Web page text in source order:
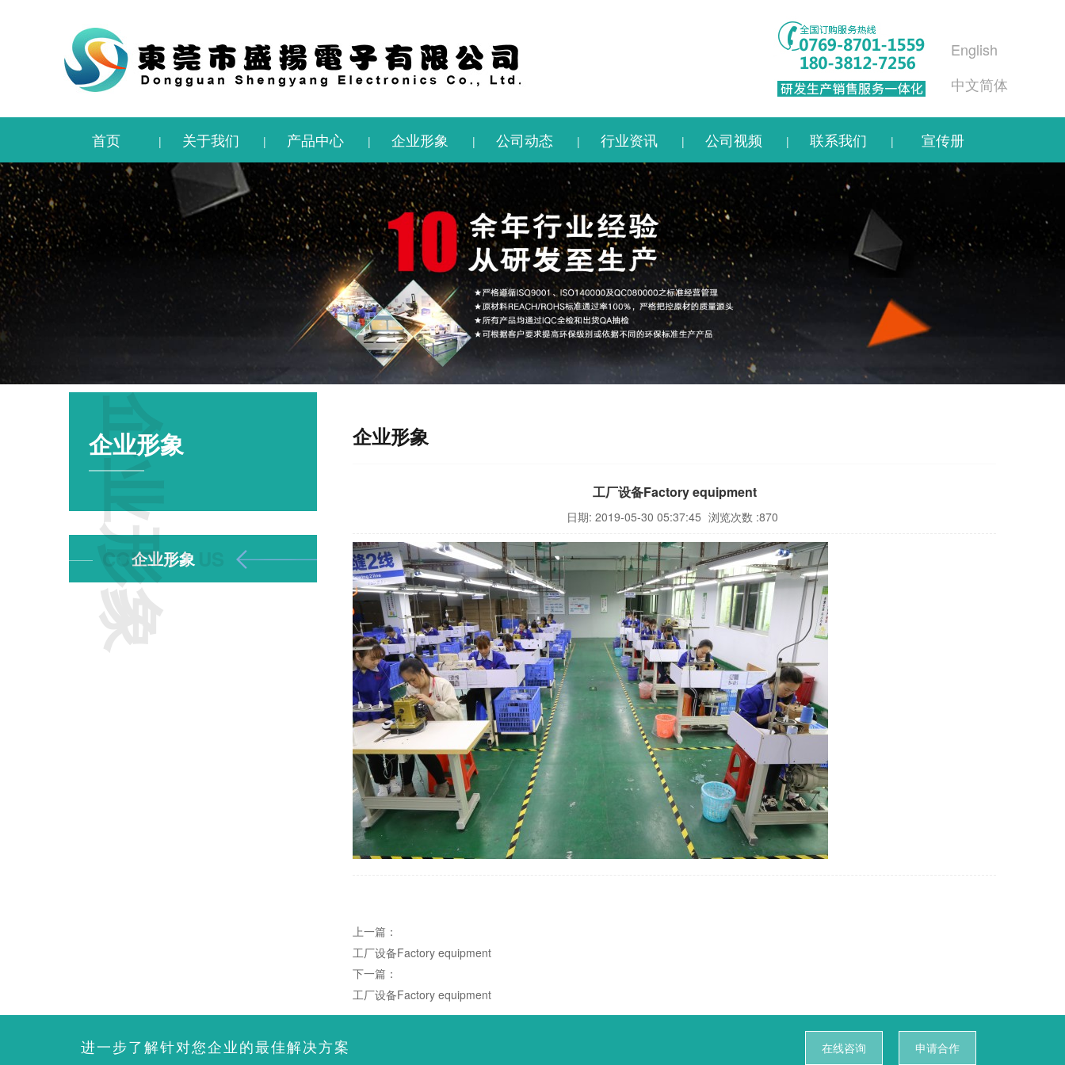
English
中文简体
首页 | 关于我们 | 产品中心 | 企业形象 | 公司动态 | 行业资讯 | 公司视频 | 联系我们 | 宣传册
企业形象
企业形象
企业形象
企业形象
工厂设备Factory equipment
日期: 2019-05-30 05:37:45 浏览次数 :870
上一篇：
工厂设备Factory equipment
下一篇：
工厂设备Factory equipment
进一步了解针对您企业的最佳解决方案 在线咨询 申请合作